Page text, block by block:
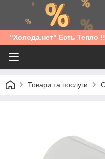
"Холода.нет" Есть Тепло
Товари та послуги